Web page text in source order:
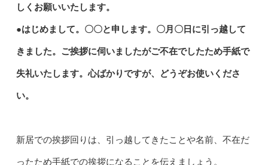
しくお願いいたします。
●はじめまして。〇〇と申します。〇月〇日に引っ越して
きました。ご挨拶に伺いましたがご不在でしたため手紙で
失礼いたします。心ばかりですが、どうぞお使いくださ
い。
新居での挨拶回りは、引っ越してきたことや名前、不在だ
ったため手紙での挨拶になることを伝えましょう。